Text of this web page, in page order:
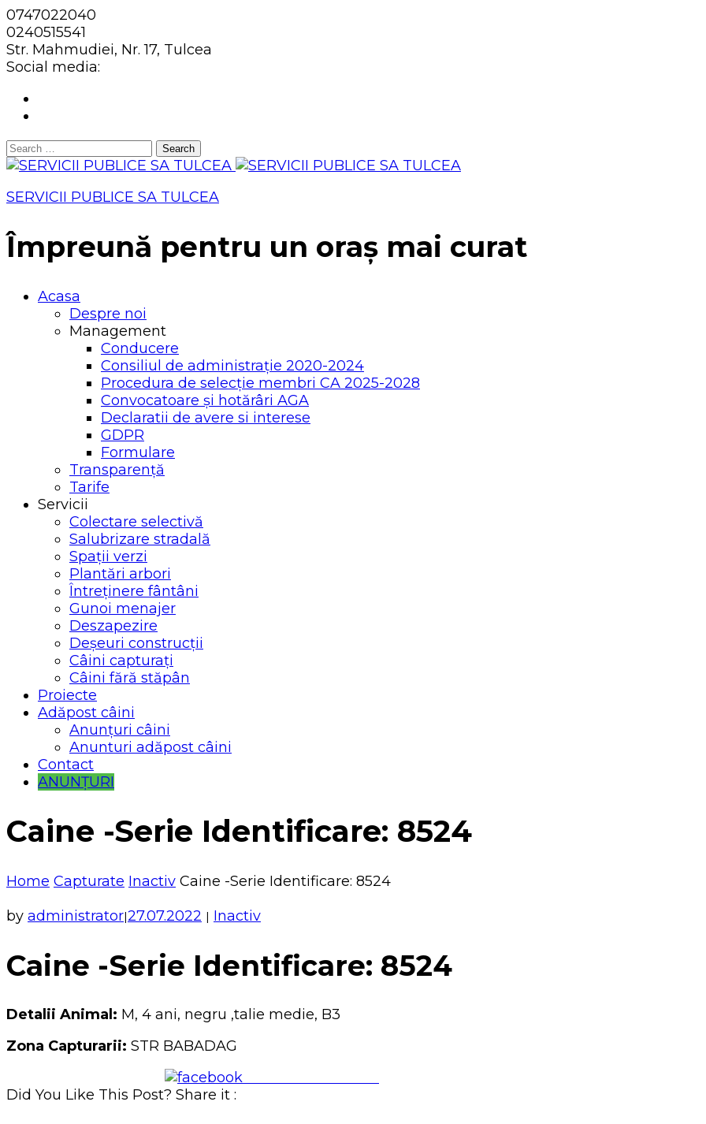
0747022040
0240515541
Str. Mahmudiei, Nr. 17, Tulcea
Social media:
Search
for:
SERVICII PUBLICE SA TULCEA
Împreună pentru un oraș mai curat
Acasa
Despre noi
Management
Conducere
Consiliul de administrație 2020-2024
Procedura de selecție membri CA 2025-2028
Convocatoare și hotărâri AGA
Declaratii de avere si interese
GDPR
Formulare
Transparență
Tarife
Servicii
Colectare selectivă
Salubrizare stradală
Spații verzi
Plantări arbori
Întreținere fântâni
Gunoi menajer
Deszapezire
Deșeuri construcții
Câini capturați
Câini fără stăpân
Proiecte
Adăpost câini
Anunțuri câini
Anunturi adăpost câini
Contact
ANUNȚURI
Caine -Serie Identificare: 8524
Home Capturate Inactiv Caine -Serie Identificare: 8524
by administrator|27.07.2022 | Inactiv
Caine -Serie Identificare: 8524
Detalii Animal: M, 4 ani, negru ,talie medie, B3
Zona Capturarii: STR BABADAG
Did You Like This Post? Share it :